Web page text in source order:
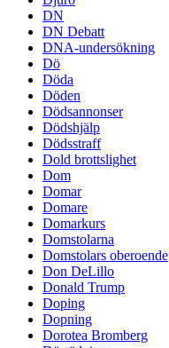
DN
DN Debatt
DNA-undersökning
Dö
Döda
Döden
Dödsannonser
Dödshjälp
Dödsstraff
Dold brottslighet
Dom
Domar
Domare
Domarkurs
Domstolarna
Domstolars oberoende
Don DeLillo
Donald Trump
Doping
Dopning
Dorotea Bromberg